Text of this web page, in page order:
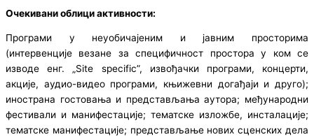
Очекивани облици активности:
Програми у неуобичајеним и јавним просторима
(интервенције везане за специфичност простора у ком се
изводе енг. „Site specific”, извођачки програми, концерти,
акције, аудио-видео програми, књижевни догађаји и друго);
инострана гостовања и представљања аутора; међународни
фестивали и манифестације; тематске изложбе, инсталације;
тематске манифестације; представљање нових сценских дела